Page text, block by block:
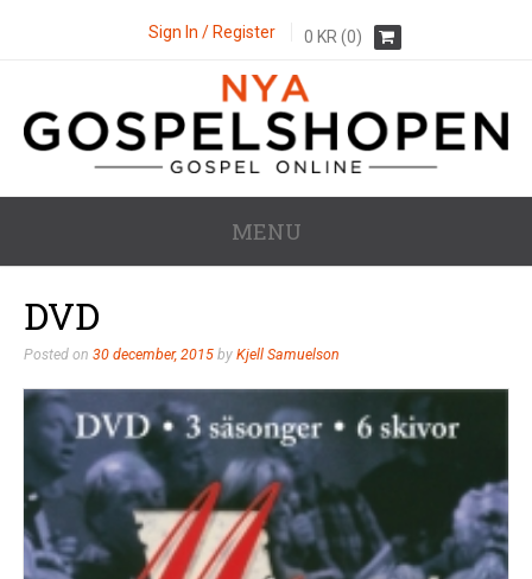
Sign In / Register 0 KR (0)
MENU
DVD
Posted on 30 december, 2015 by Kjell Samuelson